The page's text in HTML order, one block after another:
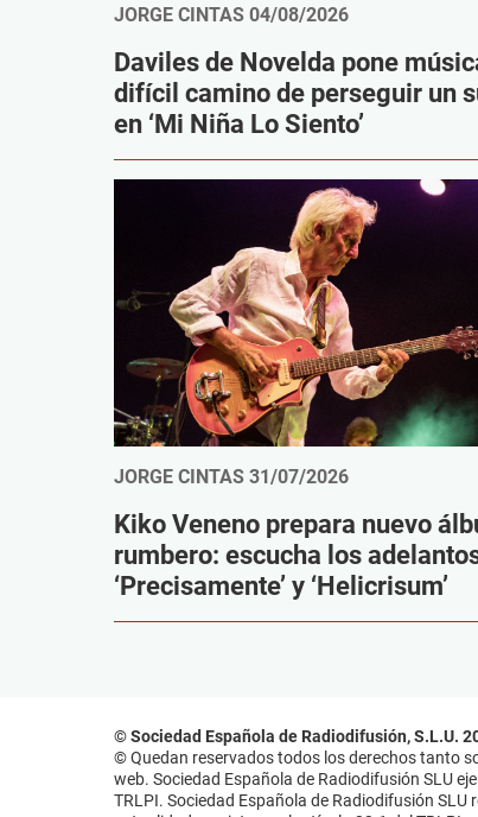
JORGE CINTAS 04/08/2026
Daviles de Novelda pone
difícil camino de perseguir un
en ‘Mi Niña Lo Siento’
JORGE CINTAS 31/07/2026
Kiko Veneno prepara nuevo
rumbero: escucha los
‘Precisamente’ y ‘Helicrisum’
© Sociedad Española de Radiodifusión, S.L.U.
© Quedan reservados todos los derechos tanto
web. Sociedad Española de Radiodifusión SLU
TRLPI. Sociedad Española de Radiodifusión